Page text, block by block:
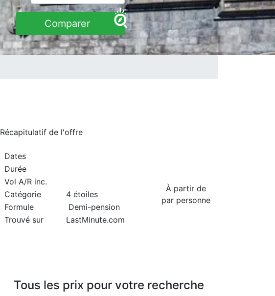
Comparer
Récapitulatif de l'offre
Dates
Durée
À partir de
par personne
Vol A/R inc.
Catégorie
4 étoiles
Formule
Demi-pension
Trouvé sur
LastMinute.com
Tous les prix pour votre recherche